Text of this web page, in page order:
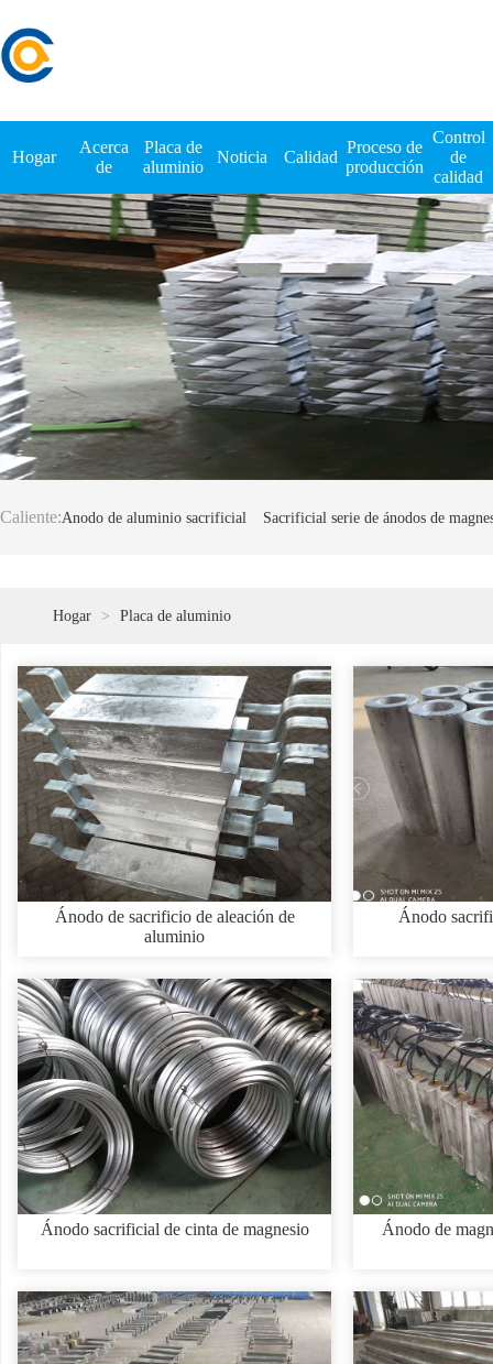
Hogar
Acerca
de
Placa de
aluminio
Noticia Calidad
Proceso de
producción
Control
de
calidad
Caliente:Anodo de aluminio sacrificial Sacrificial serie de ánodos de
Hogar > Placa de aluminio
Ánodo de sacrificio de aleación de
aluminio
Ánodo
Ánodo sacrificial de cinta de magnesio Ánodo de